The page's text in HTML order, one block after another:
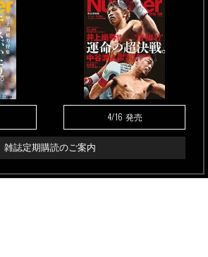
4/16 発売
雑誌定期購読のご案内